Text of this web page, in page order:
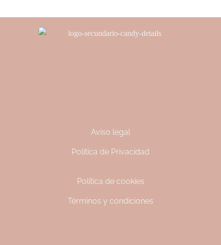
Aviso legal
Política de Privacidad
Política de cookies
Términos y condiciones